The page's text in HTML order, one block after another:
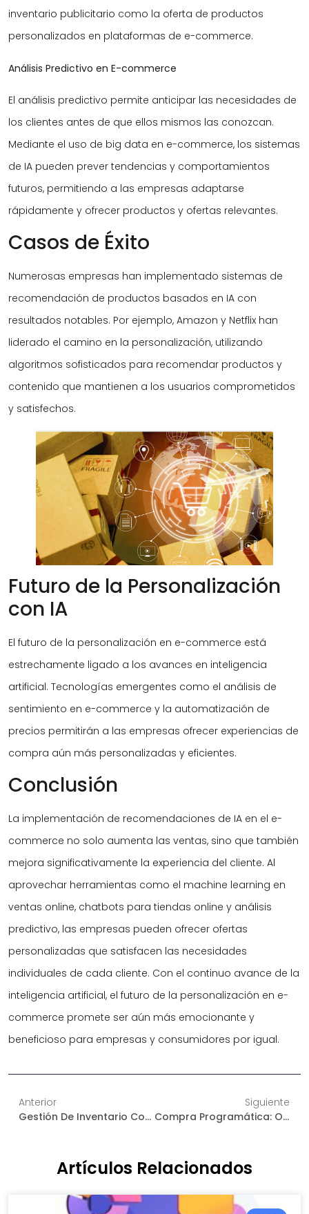
inventario publicitario como la oferta de productos
personalizados en plataformas de e-commerce.
Análisis Predictivo en E-commerce
El análisis predictivo permite anticipar las necesidades de
los clientes antes de que ellos mismos las conozcan.
Mediante el uso de big data en e-commerce, los sistemas
de IA pueden prever tendencias y comportamientos
futuros, permitiendo a las empresas adaptarse
rápidamente y ofrecer productos y ofertas relevantes.
Casos de Éxito
Numerosas empresas han implementado sistemas de
recomendación de productos basados en IA con
resultados notables. Por ejemplo, Amazon y Netflix han
liderado el camino en la personalización, utilizando
algoritmos sofisticados para recomendar productos y
contenido que mantienen a los usuarios comprometidos
y satisfechos.
Futuro de la Personalización
con IA
El futuro de la personalización en e-commerce está
estrechamente ligado a los avances en inteligencia
artificial. Tecnologías emergentes como el análisis de
sentimiento en e-commerce y la automatización de
precios permitirán a las empresas ofrecer experiencias de
compra aún más personalizadas y eficientes.
Conclusión
La implementación de recomendaciones de IA en el e-
commerce no solo aumenta las ventas, sino que también
mejora significativamente la experiencia del cliente. Al
aprovechar herramientas como el machine learning en
ventas online, chatbots para tiendas online y análisis
predictivo, las empresas pueden ofrecer ofertas
personalizadas que satisfacen las necesidades
individuales de cada cliente. Con el continuo avance de la
inteligencia artificial, el futuro de la personalización en e-
commerce promete ser aún más emocionante y
beneficioso para empresas y consumidores por igual.
Anterior
Gestión De Inventario Con IA: Garantice Su Disponibilidad Y Satisfacción Del Cliente
Siguiente
Compra Programática: Optimice Su Estrategia De Publicidad Online
Artículos Relacionados